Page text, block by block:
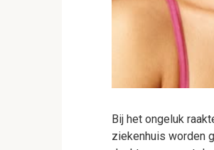
Bij het ongeluk
ziekenhuis worden